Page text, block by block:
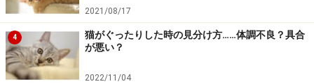
2021/08/17
4
猫がぐったりした時の見分け方……体調不良？具合
が悪い？
2022/11/04